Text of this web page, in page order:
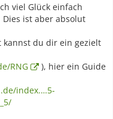
viel Glück einfach
ist aber absolut
du dir ein gezielt
RNG
), hier ein Guide
index.…5-